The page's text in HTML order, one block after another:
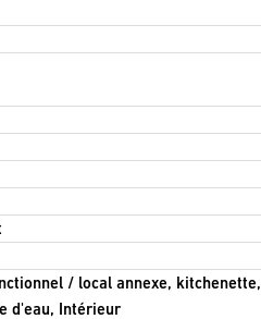
/ local annexe, kitchenette,
d'eau, Intérieur